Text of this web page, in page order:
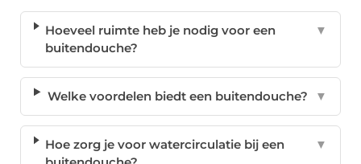
Hoeveel ruimte heb je nodig voor een
buitendouche?
▼
Welke voordelen biedt een buitendouche? ▼
Hoe zorg je voor watercirculatie bij een
▼